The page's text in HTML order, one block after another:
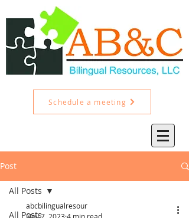
Schedule a meeting
Post
All Posts
All Posts
abcbilingualresour